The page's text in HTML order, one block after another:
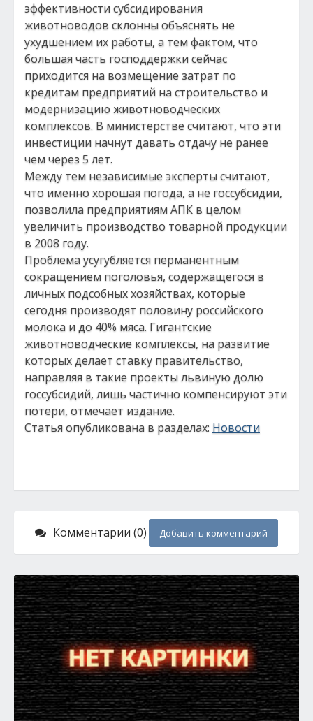
эффективности субсидирования
животноводов склонны объяснять не
ухудшением их работы, а тем фактом, что
большая часть господдержки сейчас
приходится на возмещение затрат по
кредитам предприятий на строительство и
модернизацию животноводческих
комплексов. В министерстве считают, что эти
инвестиции начнут давать отдачу не ранее
чем через 5 лет.
Между тем независимые эксперты считают,
что именно хорошая погода, а не госсубсидии,
позволила предприятиям АПК в целом
увеличить производство товарной продукции
в 2008 году.
Проблема усугубляется перманентным
сокращением поголовья, содержащегося в
личных подсобных хозяйствах, которые
сегодня производят половину российского
молока и до 40% мяса. Гигантские
животноводческие комплексы, на развитие
которых делает ставку правительство,
направляя в такие проекты львиную долю
госсубсидий, лишь частично компенсируют эти
потери, отмечает издание.
Статья опубликована в разделах: Новости
Комментарии (0) Добавить комментарий